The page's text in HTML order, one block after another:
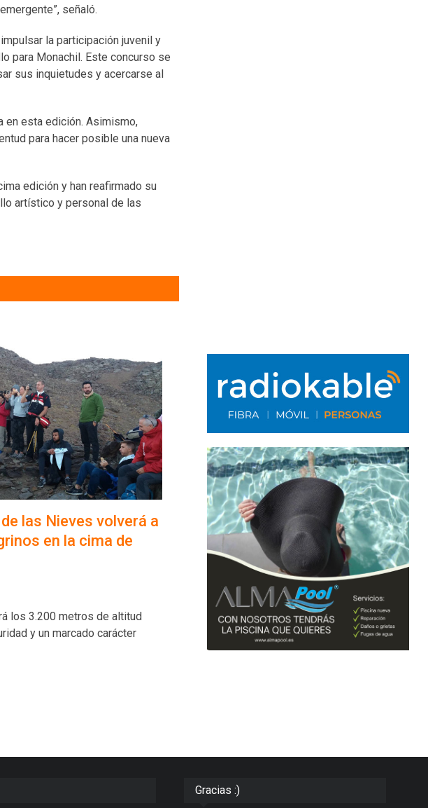
señaló.
la participación juvenil y
para Monachil. Este concurso se
sus inquietudes y acercarse al
en esta edición. Asimismo,
para hacer posible una nueva
edición y han reafirmado su
artístico y personal de las
las Nieves volverá a
en la cima de
los 3.200 metros de altitud
y un marcado carácter
Gracias :)